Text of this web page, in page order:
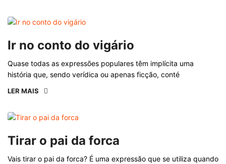
Ir no conto do vigário
Quase todas as expressões populares têm implícita uma
história que, sendo verídica ou apenas ficção, conté
LER MAIS
Tirar o pai da forca
Vais tirar o pai da forca? É uma expressão que se utiliza quando